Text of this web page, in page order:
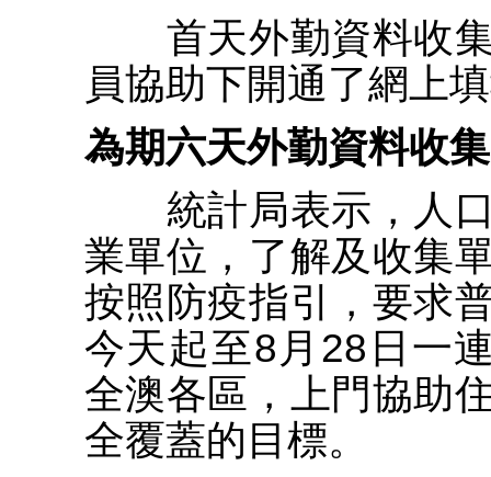
首天外勤資料收集
員協助下開通了網上
為期六天外勤資料收
統計局表示，人口
業單位，了解及收集
按照防疫指引，要求
今天起至8月28日一
全澳各區，上門協助
全覆蓋的目標。